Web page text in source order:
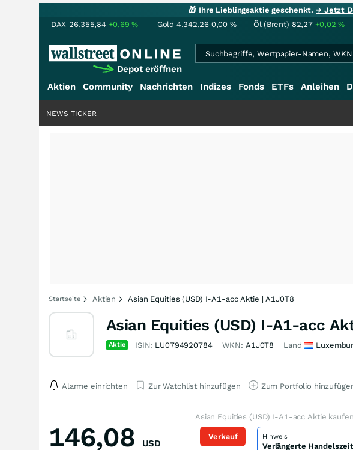
🎁 Ihre Lieblingsaktie geschenkt.→ Jetzt
DAX 26.355,84 +0,69% Gold 4.342,26 0,00 % Öl (Brent) 82,27 +0,02%
Depot eröffnen
Aktien Community Nachrichten Indizes Fonds ETFs Anleihen
NEWS TICKER
Startseite Aktien Asian Equities (USD) I-A1-acc Aktie | A1J0T8
Asian Equities (USD) I-A1-acc
Aktie ISIN: LU0794920784 WKN: A1J0T8 Land
Alarme einrichten Zur Watchlist hinzufügen Zum Portfolio
146,08 USD
Asian Equities (USD) I-A1-acc Aktie kaufen
Verkauf Hinweis
Verlängerte